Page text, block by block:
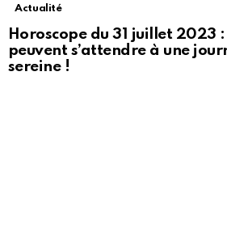
Actualité
Horoscope du 31 juillet 2023 :
peuvent s’attendre à une
sereine !